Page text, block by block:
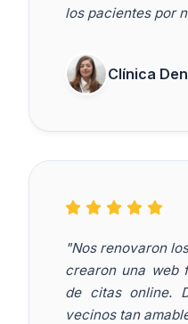
los pacientes por
Clínica
"Nos renovaron
crearon una web
de citas online.
vecinos tan